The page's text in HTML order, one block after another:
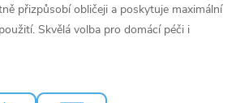
přizpůsobí obličeji a poskytuje maximální
Skvělá volba pro domácí péči i